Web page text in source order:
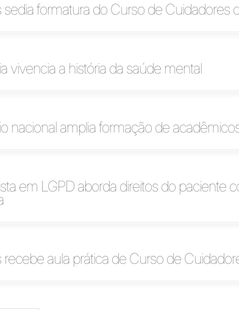
formatura do Curso de Cuidadores
vivencia a história da saúde mental
nacional amplia formação de
em LGPD aborda direitos do paciente
aula prática de Curso de